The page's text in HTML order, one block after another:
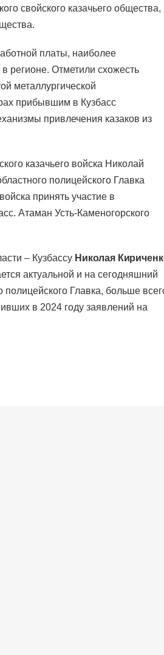
свойского казачьего общества,
платы, наиболее
регионе. Отметили схожесть
металлургической
прибывшим в Кузбасс
привлечения казаков из
казачьего войска Николай
полицейского Главка
принять участие в
Атаман Усть-Каменогорского
– Кузбассу Николая
актуальной и на сегодняшний
Главка, больше
в 2024 году заявлений на